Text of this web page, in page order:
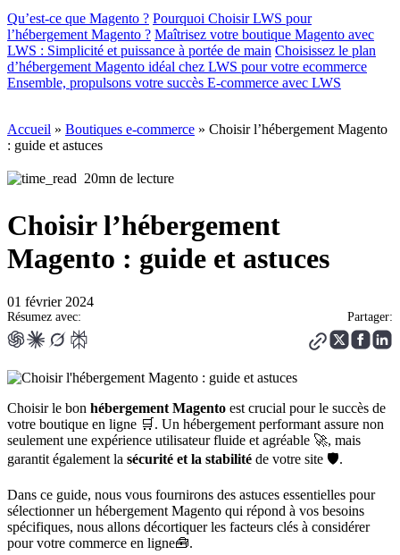
Qu’est-ce que Magento ? Pourquoi Choisir LWS pour
l’hébergement Magento ? Maîtrisez votre boutique Magento avec
LWS : Simplicité et puissance à portée de main Choisissez le plan
d’hébergement Magento idéal chez LWS pour votre ecommerce
Ensemble, propulsons votre succès E-commerce avec LWS
Accueil » Boutiques e-commerce » Choisir l’hébergement Magento
: guide et astuces
20mn de lecture
Choisir l’hébergement
Magento : guide et astuces
01 février 2024
Résumez avec: Partager:
Choisir le bon hébergement Magento est crucial pour le succès de
votre boutique en ligne 🛒. Un hébergement performant assure non
seulement une expérience utilisateur fluide et agréable 🚀, mais
garantit également la sécurité et la stabilité de votre site 🛡️.
Dans ce guide, nous vous fournirons des astuces essentielles pour
sélectionner un hébergement Magento qui répond à vos besoins
spécifiques, nous allons décortiquer les facteurs clés à considérer
pour votre commerce en ligne🧰.